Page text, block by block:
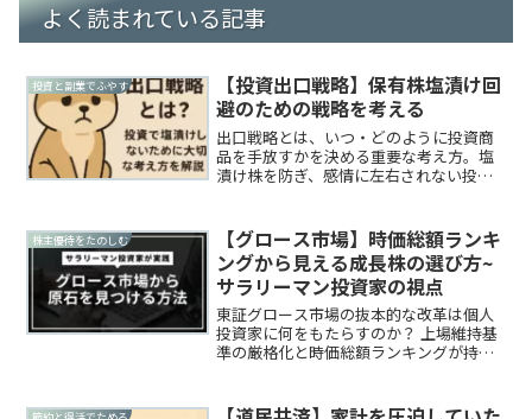
よく読まれている記事
投資と副業でふやす
【投資出口戦略】保有株塩漬け回
避のための戦略を考える
出口戦略とは、いつ・どのように投資商
品を手放すかを決める重要な考え方。塩
漬け株を防ぎ、感情に左右されない投資
株主優待をたのしむ
【グロース市場】時価総額ランキ
ングから見える成長株の選び方~
サラリーマン投資家の視点
東証グロース市場の抜本的な改革は個人
投資家に何をもたらすのか？ 上場維持基
準の厳格化と時価総額ランキングが持つ